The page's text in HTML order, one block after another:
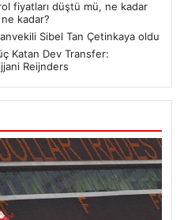
fiyatları düştü mü, ne kadar
kadar?
Sibel Tan Çetinkaya oldu
Katan Dev Transfer:
Reijnders